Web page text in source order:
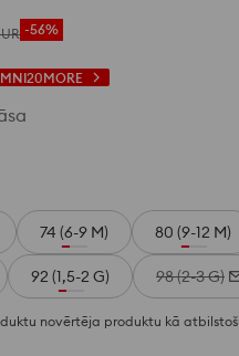
-56%
74 (6-9 M) 80 (9-12 M)
92 (1,5-2 G) 98 (2-3 G)
novērtēja produktu kā